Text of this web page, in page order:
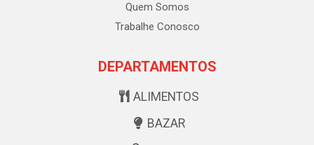
Quem Somos
Trabalhe Conosco
DEPARTAMENTOS
ALIMENTOS
BAZAR